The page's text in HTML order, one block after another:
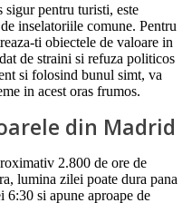
sigur pentru turisti, este
inselatoriile comune. Pentru
ti obiectele de valoare in
de straini si refuza politicos
si folosind bunul simt, va
in acest oras frumos.
din Madrid
2.800 de ore de
lumina zilei poate dura pana
6:30 si apune aproape de